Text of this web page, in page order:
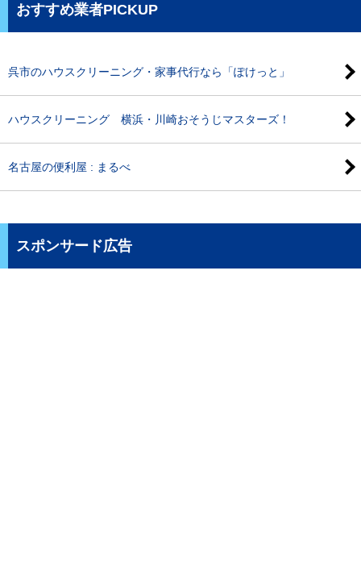
おすすめ業者PICKUP
呉市のハウスクリーニング・家事代行なら「ぽけっと」
ハウスクリーニング 横浜・川崎おそうじマスターズ！
名古屋の便利屋 : まるべ
スポンサード広告